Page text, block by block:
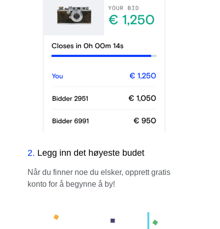
2. Legg inn det høyeste budet
Når du finner noe du elsker, opprett gratis
konto for å begynne å by!